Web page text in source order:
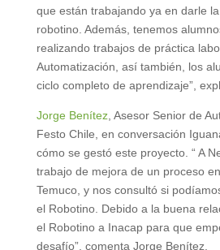
que están trabajando ya en darle
robotino. Además, tenemos
realizando trabajos de práctica
Automatización, así también, los
ciclo completo de aprendizaje”,
Jorge Benítez, Asesor Senior de
Festo Chile, en conversación
cómo se gestó este proyecto. “ A
trabajo de mejora de un proceso
Temuco, y nos consultó si
el Robotino. Debido a la buena
el Robotino a Inacap para que
desafío”, comenta Jorge Benítez.